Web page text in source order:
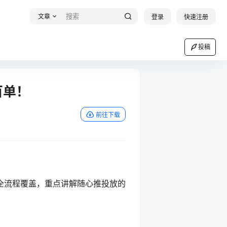
文章 登录 快速注册
投稿
！
前往下载
程覆盖，重点讲解随心推投放的